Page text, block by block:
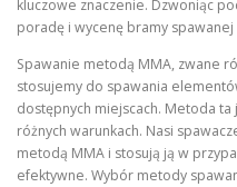
kluczowe znaczenie. Dzwoniąc
poradę i wycenę bramy spawanej
Spawanie metodą MMA, zwane
stosujemy do spawania
dostępnych miejscach. Metoda
różnych warunkach. Nasi
metodą MMA i stosują ją w
efektywne. Wybór metody